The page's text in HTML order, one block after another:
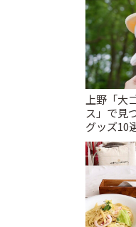
上野「大
ス」で見
グッズ10